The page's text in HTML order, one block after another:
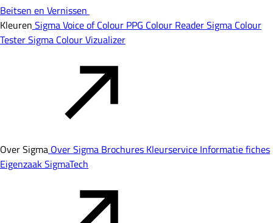
Beitsen en Vernissen
Kleuren Sigma Voice of Colour PPG Colour ReaderSigma Colour
TesterSigma Colour Vizualizer
Over Sigma Over Sigma Brochures Kleurservice Informatie fiches
EigenzaakSigmaTech